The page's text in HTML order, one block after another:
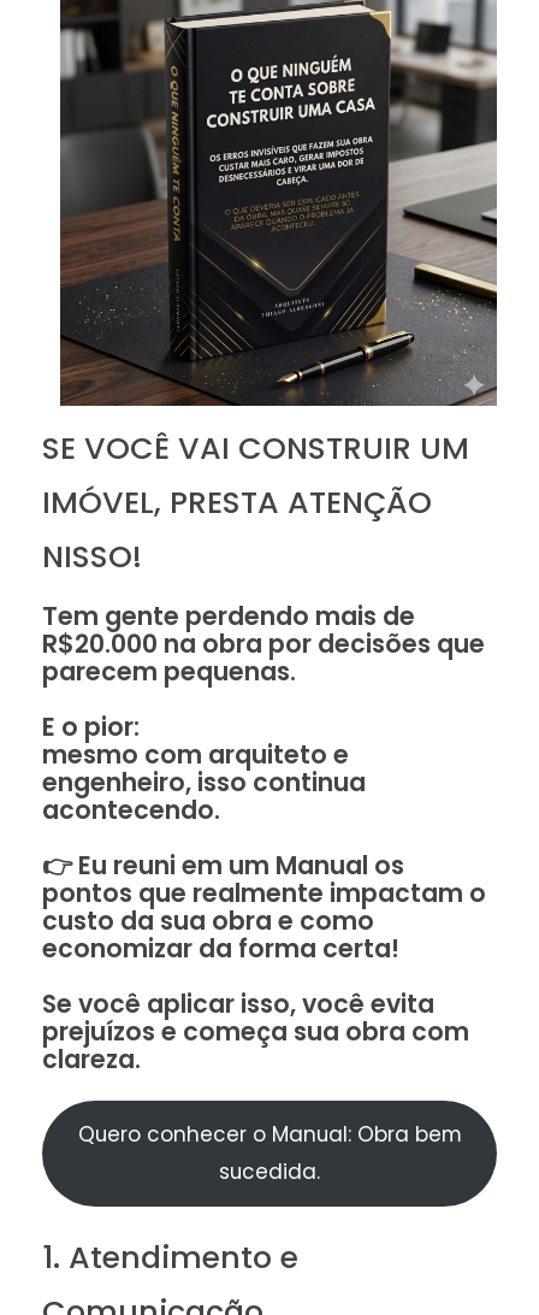
SE VOCÊ VAI CONSTRUIR UM
IMÓVEL, PRESTA ATENÇÃO
NISSO!
Tem gente perdendo mais de
R$20.000 na obra por decisões que
parecem pequenas.
E o pior:
mesmo com arquiteto e
engenheiro, isso continua
acontecendo.
👉 Eu reuni em um Manual os
pontos que realmente impactam o
custo da sua obra e como
economizar da forma certa!
Se você aplicar isso, você evita
prejuízos e começa sua obra com
clareza.
Quero conhecer o Manual: Obra bem
sucedida.
1. Atendimento e